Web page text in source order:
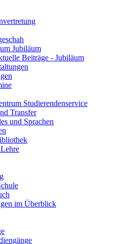
Jubiläum
Beiträge - Jubiläum
Studierendenservice
Transfer
und Sprachen
im Überblick